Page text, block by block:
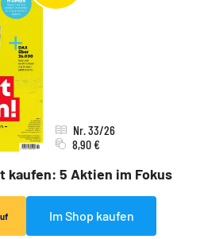
kaufen: 5 Aktien im Fokus
Nr. 33/26
8,90 €
Im Shop kaufen